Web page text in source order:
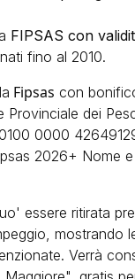
FIPSAS con
fino al 2010.
Fipsas con
dei
0000
2026+ Nome
essere ritirata
mostrando
Verrà